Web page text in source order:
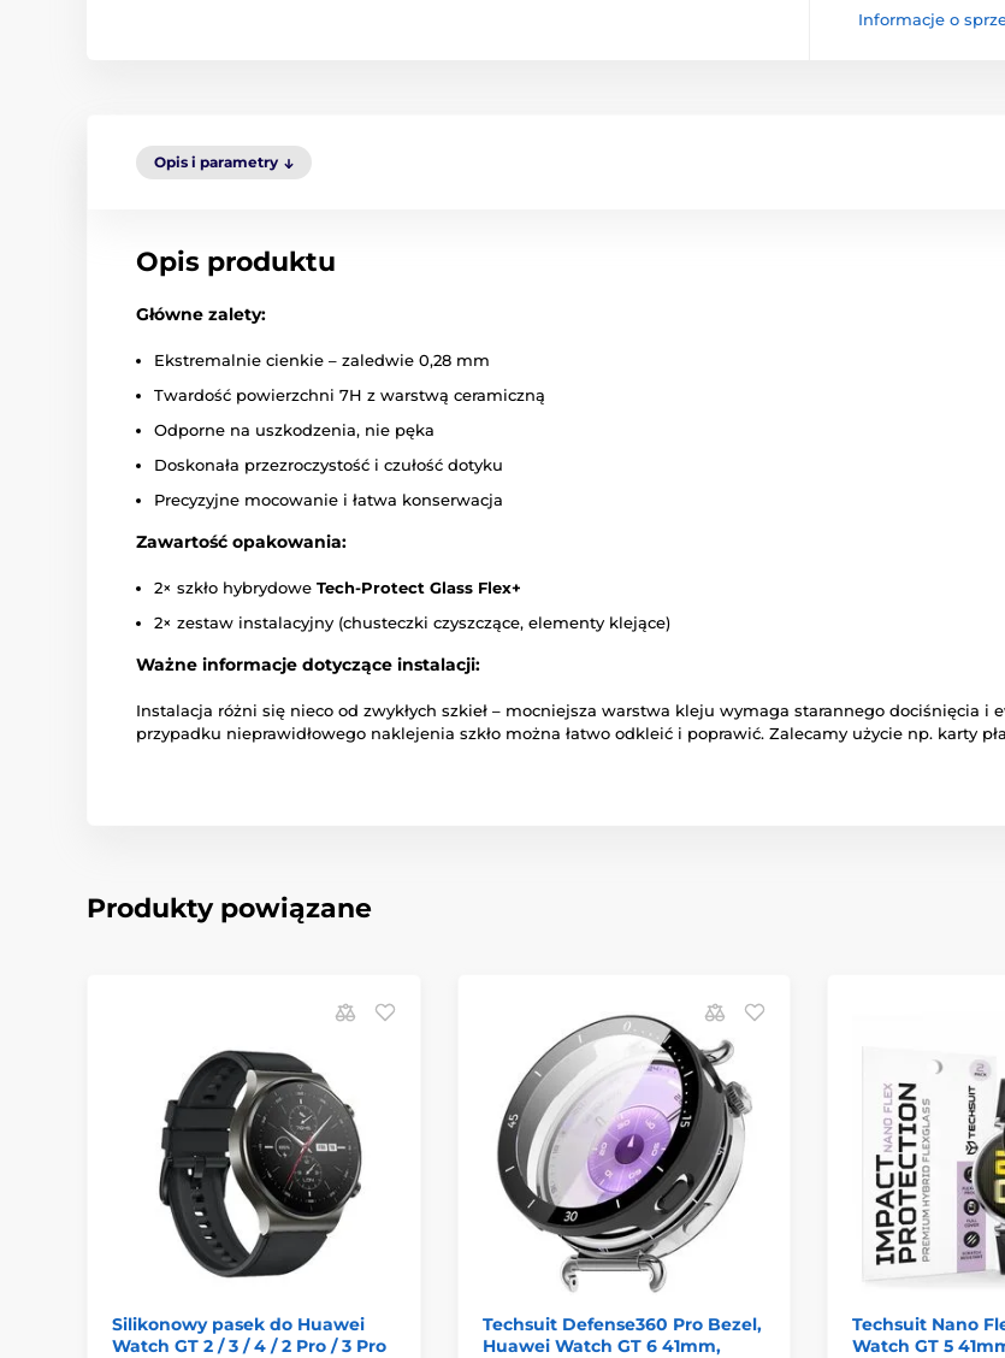
Informacje o
Opis i parametry
Opis produktu
Główne zalety:
Ekstremalnie cienkie – zaledwie 0,28 mm
Twardość powierzchni 7H z warstwą ceramiczną
Odporne na uszkodzenia, nie pęka
Doskonała przezroczystość i czułość dotyku
Precyzyjne mocowanie i łatwa konserwacja
Zawartość opakowania:
2× szkło hybrydowe Tech-Protect Glass Flex+
2× zestaw instalacyjny (chusteczki czyszczące, elementy klejące)
Ważne informacje dotyczące instalacji:
Instalacja różni się nieco od zwykłych szkieł – mocniejsza warstwa kleju wymaga starannego dociśnięcia
przypadku nieprawidłowego naklejenia szkło można łatwo odkleić i poprawić. Zalecamy użycie np. karty
Produkty powiązane
Silikonowy pasek do Huawei
Watch GT 2 / 3 / 4 / 2 Pro / 3 Pro
Techsuit Defense360 Pro Bezel,
Huawei Watch GT 6 41mm,
Techsuit Nano
Watch GT 5